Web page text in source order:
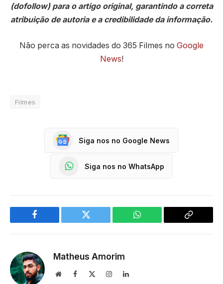
(dofollow) para o artigo original, garantindo a correta
atribuição de autoria e a credibilidade da informação.
Não perca as novidades do 365 Filmes no Google
News!
Filmes
Siga nos no Google News
Siga nos no WhatsApp
Facebook Twitter WhatsApp
Copy
Matheus Amorim
WebsiteFacebook InstagramLinkedIn